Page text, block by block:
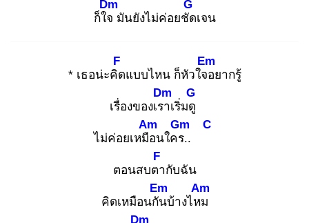
ก็ใจ
Dm
มันยังไม่ค่อยชัด
G
เจน
* เธอน่ะคิด
F
แบบไหน ก็หัวใจอ
Em
ยากรู้
เรื่องของเรา
Dm
เริ่มดู
G
ไม่ค่อยเหมือ
Am
นใคร.
Gm
.
C
ตอนสบตา
F
กับฉัน
คิดเหมือนกัน
Em
บ้างไหม
Am
Dm